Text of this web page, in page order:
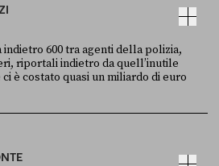
600 tra agenti della polizia,
riportali indietro da quell’inutile
è costato quasi un miliardo di euro